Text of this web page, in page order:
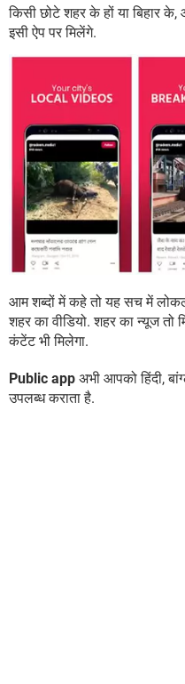
किसी छोटे शहर के हों या बिहार
इसी ऐप पर मिलेंगे.
आम शब्दों में कहे तो यह सच में
शहर का वीडियो. शहर का न्यूज तो
कंटेंट भी मिलेगा.
Public app अभी आपको हिंदी,
उपलब्ध कराता है.